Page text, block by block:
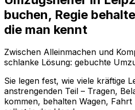
buchen, Regie
die man kennt
Zwischen Alleinmachen und
schlanke Lösung: gebuchte
Sie legen fest, wie viele kräftige
anstrengenden Teil – Tragen,
kommen, behalten Wagen,